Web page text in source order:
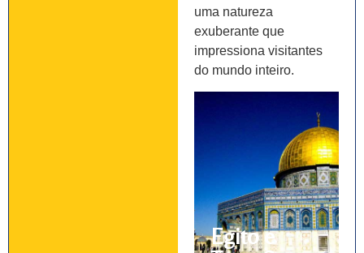
uma natureza
exuberante que
impressiona visitantes
do mundo inteiro.
Egito e